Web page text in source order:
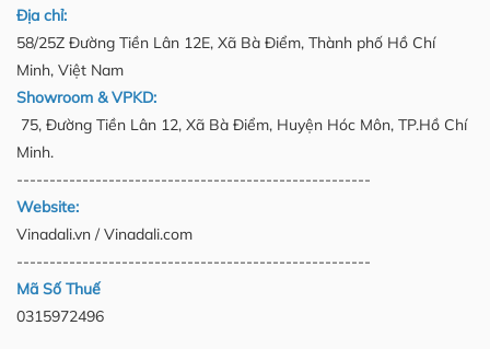
Địa chỉ:
58/25Z Đường Tiền Lân 12E, Xã Bà Điểm, Thành phố Hồ Chí
Minh, Việt Nam
Showroom & VPKD:
75, Đường Tiền Lân 12, Xã Bà Điểm, Huyện Hóc Môn, TP.Hồ Chí
Minh.
------------------------------------------------------
Website:
Vinadali.vn / Vinadali.com
------------------------------------------------------
Mã Số Thuế
0315972496